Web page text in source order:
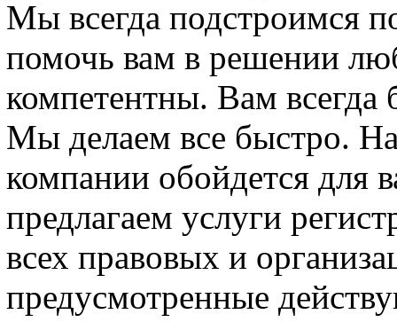
Мы всегда подстроимся
помочь вам в решении
компетентны. Вам всегда
Мы делаем все быстро.
компании обойдется для
предлагаем услуги
всех правовых и
предусмотренные